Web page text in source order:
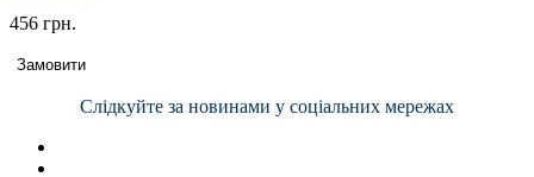
456 грн.
Замовити
Слідкуйте за новинами у соціальних мережах